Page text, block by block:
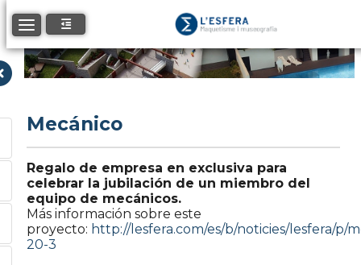
Toggle navigation
Mecánico
Regalo de empresa en exclusiva para
celebrar la jubilación de un miembro del
equipo de mecánicos.
Más información sobre este
proyecto: http://lesfera.com/es/b/noticies/lesfera/p/
20-3